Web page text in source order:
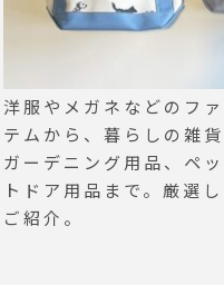
洋服やメガネなどのフ
テムから、暮らしの雑貨
ガーデニング用品、ペ
トドア用品まで。厳選
ご紹介。